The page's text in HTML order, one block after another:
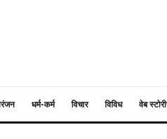
धर्म-कर्म विचार विविध वेब